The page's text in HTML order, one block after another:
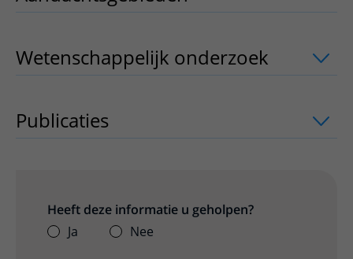
Wetenschappelijk onderzoek
Publicaties uitklapper, klik om te
Heeft deze informatie u geholpen?
Ja
Nee